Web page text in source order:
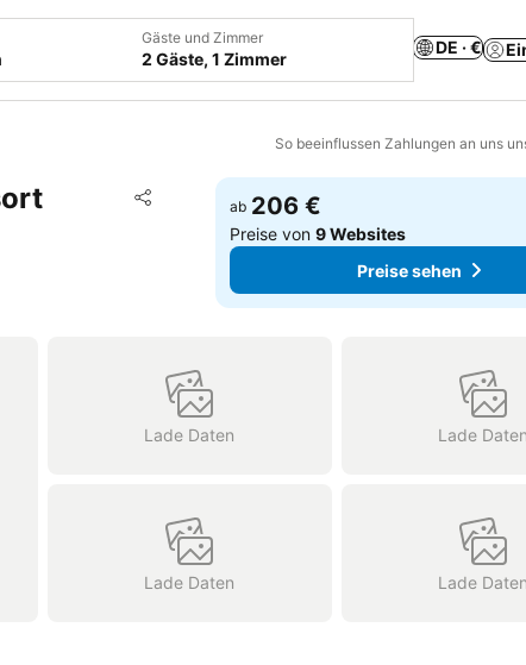
Gäste und Zimmer
2 Gäste, 1 Zimmer
DE · €
So beeinflussen Zahlungen an uns
Teilen
Zu Favoriten hinzufügen
ab 206 €
Preise von9 Websites
Preise sehen
Lade Daten Lade Daten
Lade Daten Lade Daten